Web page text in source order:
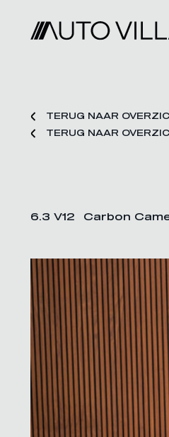
TERUG NAAR
TERUG NAAR
6.3 V12 Carbon